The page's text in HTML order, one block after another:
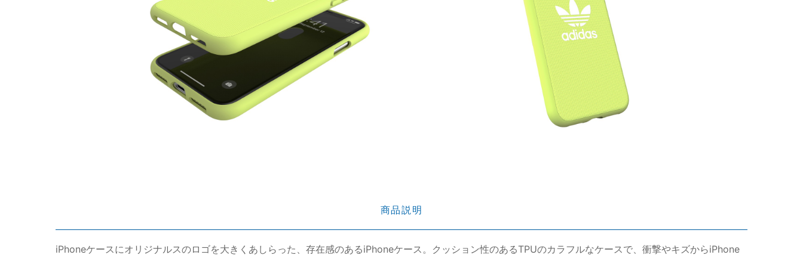
商品説明
iPhoneケースにオリジナルスのロゴを大きくあしらった、存在感のあるiPhoneケース。クッション性のあるTPUのカラフルなケースで、衝撃やキズからiPhone